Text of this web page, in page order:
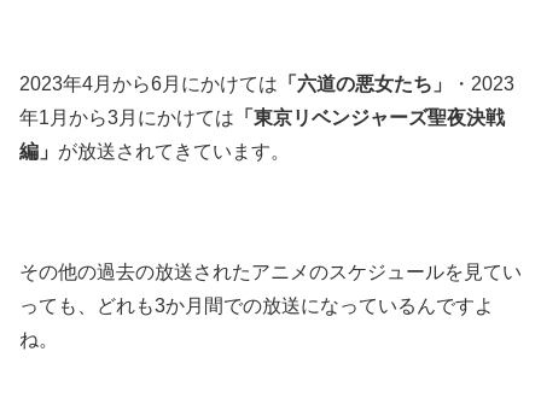
2023年4月から6月にかけては 「六道の悪女たち」
・2023
年1月から3月にかけては 「東京リベンジャーズ聖夜決戦
編」 が放送されてきています。
その他の過去の放送されたアニメのスケジュールを見てい
っても、どれも3か月間での放送になっているんですよ
ね。